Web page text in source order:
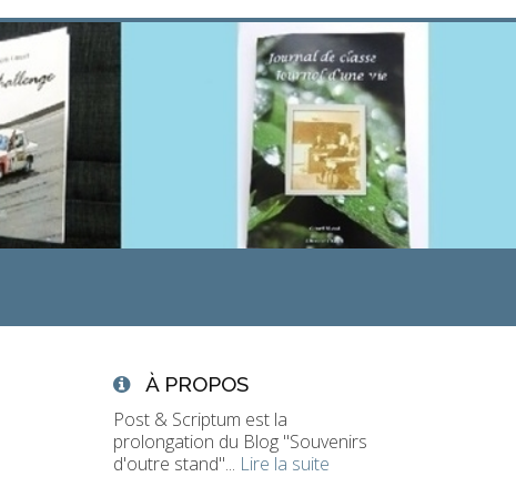
À PROPOS
Post & Scriptum est la
prolongation du Blog "Souvenirs
d'outre stand"... Lire la suite